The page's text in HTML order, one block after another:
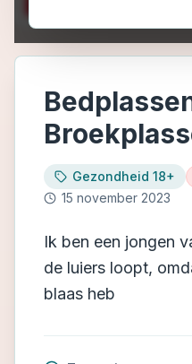
Gezondheid 18+
15 november 2023
Ik ben een jongen
de luiers loopt,
blaas heb